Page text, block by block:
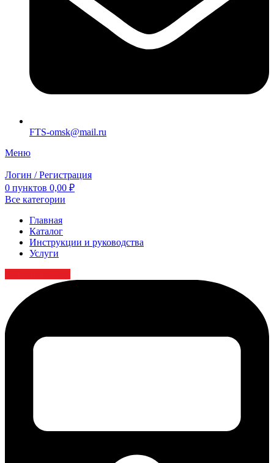
FTS-omsk@mail.ru
Меню
Логин / Регистрация
0 пунктов 0,00 ₽
Все категории
Главная
Каталог
Инструкции и руководства
Услуги